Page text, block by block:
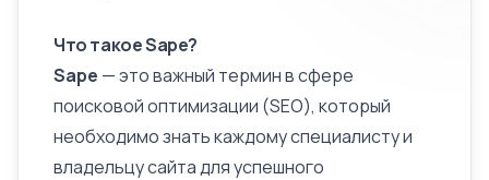
Что такое Sape?
Sape — это важный термин в сфере
поисковой оптимизации (SEO), который
необходимо знать каждому специалисту и
владельцу сайта для успешного